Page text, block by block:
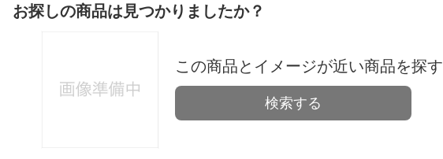
お探しの商品は見つかりましたか？
この商品とイメージが近い商品を探す
検索する